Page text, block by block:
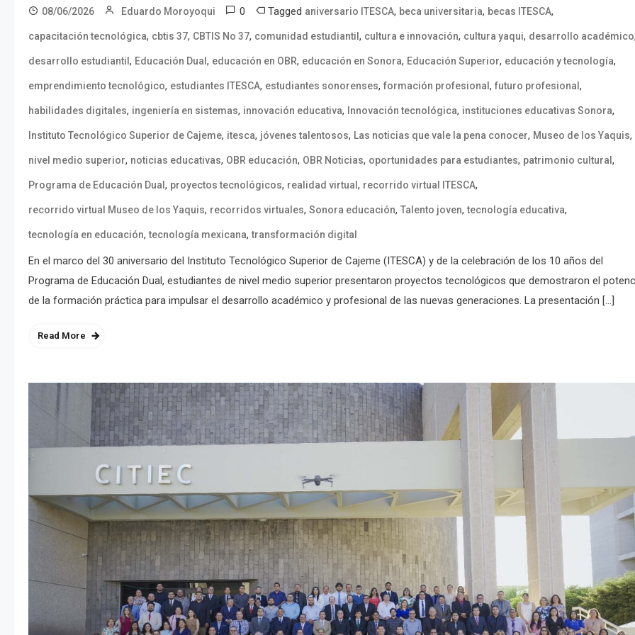
08/06/2026 Eduardo Moroyoqui 0 Tagged aniversario ITESCA, beca universitaria, becas ITESCA,
capacitación tecnológica, cbtis 37, CBTIS No 37, comunidad estudiantil , cultura e innovación, cultura yaqui, desarrollo académico,
desarrollo estudiantil , Educación Dual , educación en OBR, educación en Sonora, Educación Superior, educación y tecnología,
emprendimiento tecnológico, estudiantes ITESCA, estudiantes sonorenses, formación profesional , futuro profesional ,
habilidades digitales, ingeniería en sistemas, innovación educativa, Innovación tecnológica, instituciones educativas Sonora,
Instituto Tecnológico Superior de Cajeme, itesca, jóvenes talentosos, Las noticias que vale la pena conocer, Museo de los Yaquis,
nivel medio superior, noticias educativas, OBR educación, OBR Noticias, oportunidades para estudiantes, patrimonio cultural ,
Programa de Educación Dual , proyectos tecnológicos, realidad virtual , recorrido virtual ITESCA,
recorrido virtual Museo de los Yaquis, recorridos virtuales, Sonora educación, Talento joven,tecnología educativa,
tecnología en educación,tecnología mexicana,transformación digital
En el marco del 30 aniversario del Instituto Tecnológico Superior de Cajeme (ITESCA) y de la celebración de los 10 años del
Programa de Educación Dual, estudiantes de nivel medio superior presentaron proyectos tecnológicos que demostraron el
de la formación práctica para impulsar el desarrollo académico y profesional de las nuevas generaciones. La presentación […]
Read More